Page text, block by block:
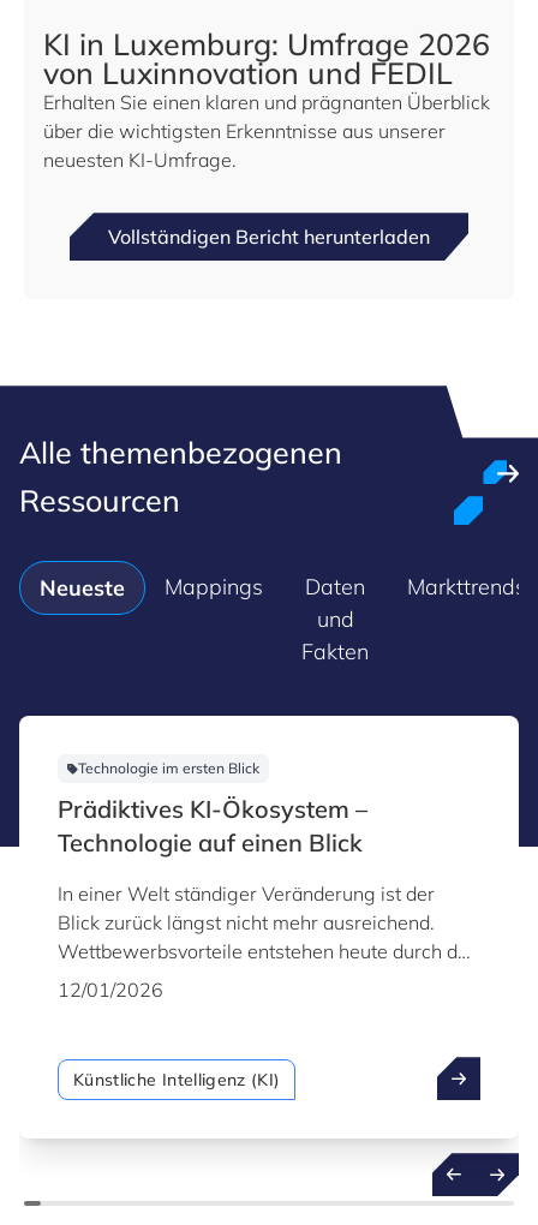
KI in Luxemburg: Umfrage 2026
von Luxinnovation und FEDIL
Erhalten Sie einen klaren und prägnanten Überblick
über die wichtigsten Erkenntnisse aus unserer
neuesten KI-Umfrage.
Vollständigen Bericht herunterladen
Alle themenbezogenen
Ressourcen
Neueste Mappings
Daten
und
Fakten
Markttrends
Technologie im ersten Blick
Prädiktives KI-Ökosystem –
Technologie auf einen Blick
In einer Welt ständiger Veränderung ist der
Blick zurück längst nicht mehr ausreichend.
Wettbewerbsvorteile entstehen heute durch das
frühzeitige Erkennen kommender
Organisationen den Übergang von einer
reaktiven zu einer proaktiven Arbeitsweise
vergangene Daten zu analysieren, sondern auf
größerer Sicherheit zu prognostizieren.
12/01/2026
Künstliche Intelligenz (KI)